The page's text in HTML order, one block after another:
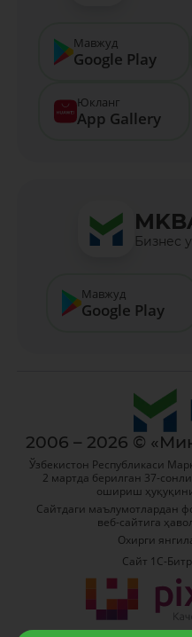
Мавжуд
Google Play
Юкланг
App Gallery
Бизнес
Мавжуд
Google Play
2006 – 2026 ©
Ўзбекистон Республикаси
2 мартда берилган 37-
ошириш
Сайтдаги маълумотлардан
веб-сайтига
Охирги
Сайт 1C-